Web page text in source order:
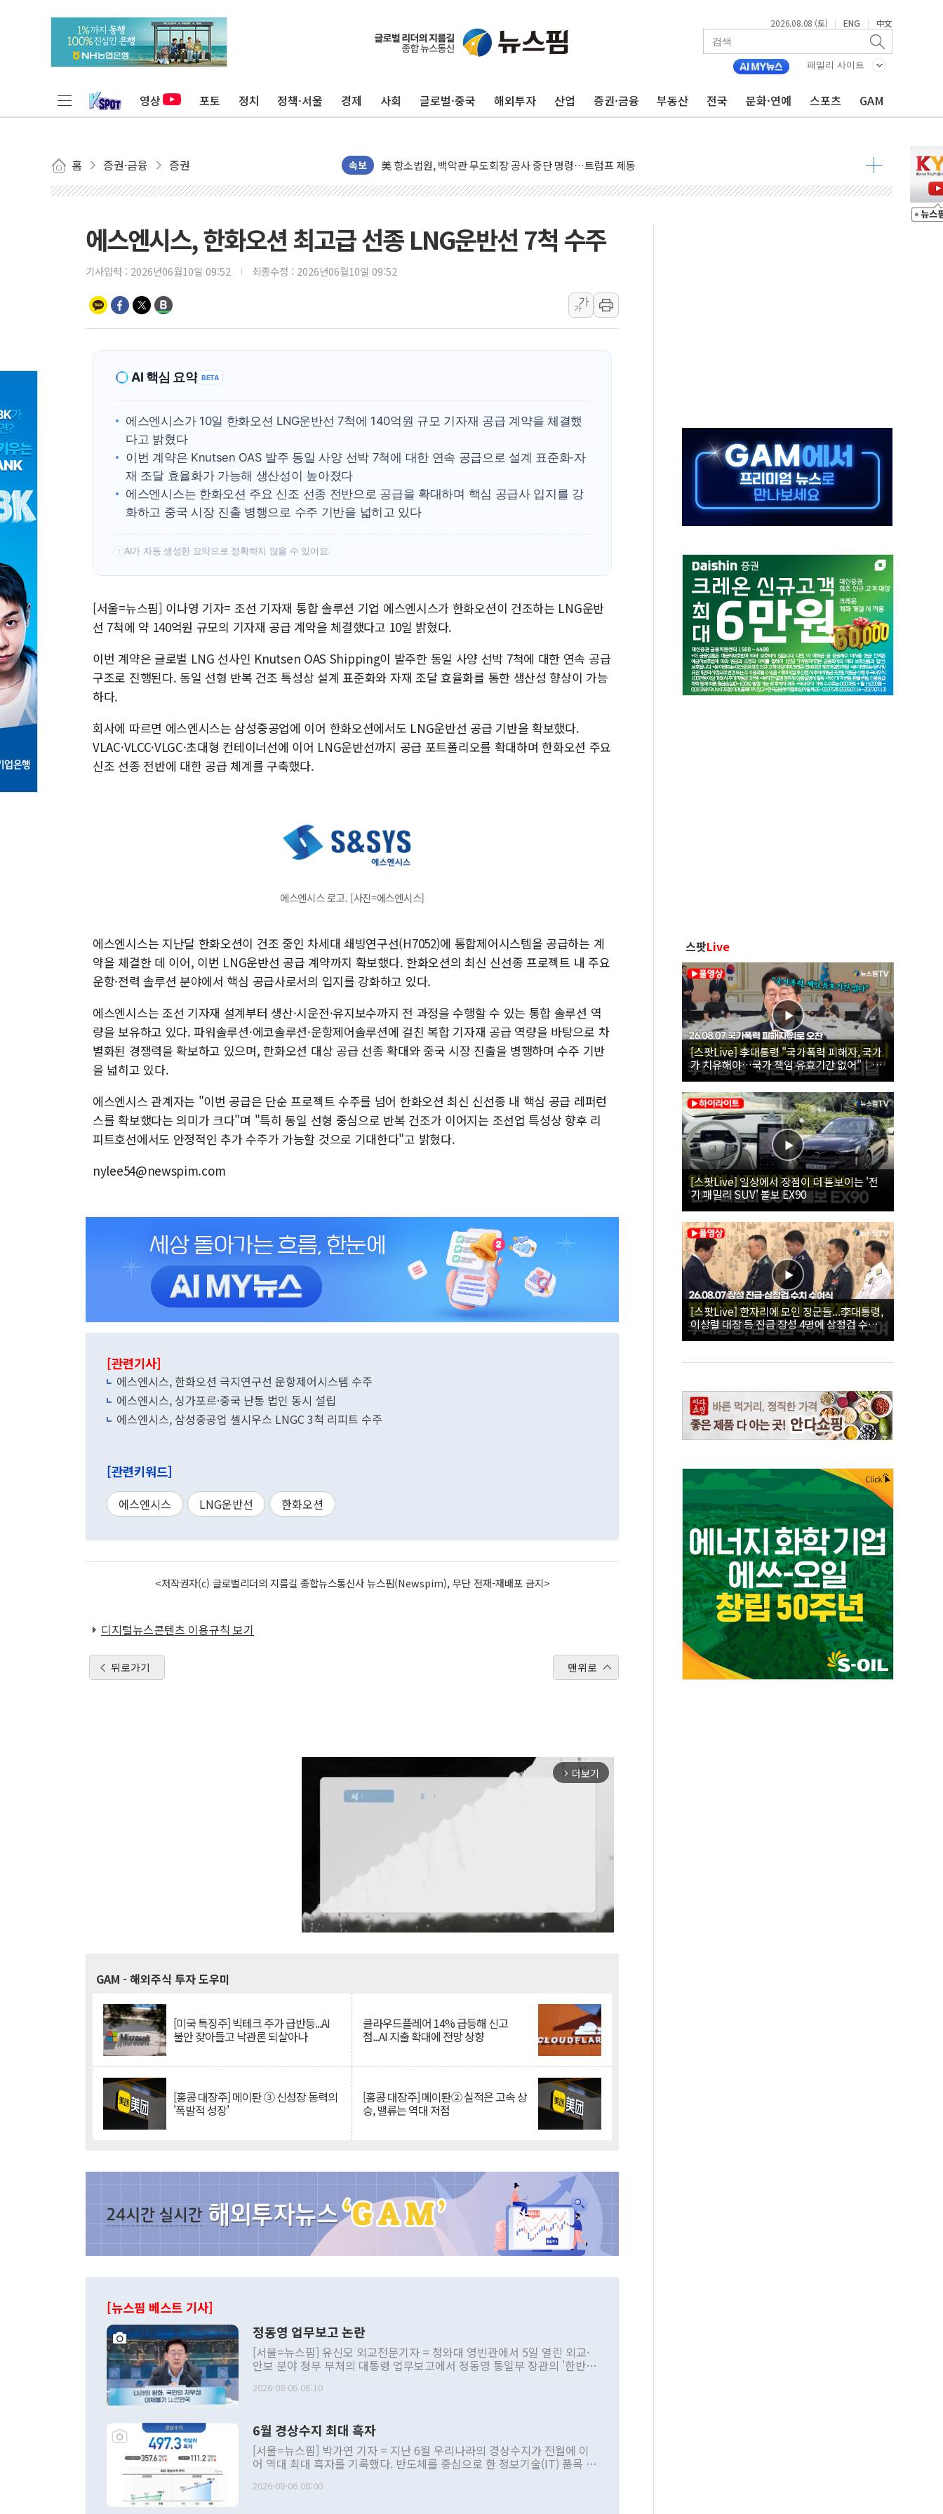
2026.08.08 (토) | ENG | 中文
패밀리 사이트
영상 포토 정치 정책·서울 경제 사회 글로벌·중국 해외투자 산업 증권·금융 부동산 전국 문화·연예 스포츠 GAM
홈 증권·금융 증권 속보
트럼프, 쿡 연준 이사 해임 재추진…"26일까지 의혹 소명" 요구
유럽증시, 美 고용 예상 밖 부진에 연준 금리 인상 가능성 낮아지며 상승… STOXX 600 지수는 나흘 연속 최고치
[종합] 이슬람 수니파 3국, '공동방위협정' 체결… 이스라엘·이란 위협에 맞설 자체 억지력 강화
이란 핵심 원유 수출항 '하르그섬', 최근 1주일 이상 '올스톱'… 美 해상봉쇄 영향
美 고용 쇼크에 엔화 장중 급등…시장은 "또 개입했나" 촉각
뉴욕증시 프리뷰, 美 고용 쇼크에 금리 인상 우려 후퇴…나스닥 선물 1%대 상승
[종합] 美 7월 고용 2만3000명 감소 '쇼크'…9월 금리 인상 기대 후퇴
[사진] 이슬람 수니파 3개국, 공동방위협정 체결
뉴욕증시 개장 전 특징주...아틀라시안·클라우드플레어·태양광주↑ VS 트레이드데스크·웬디스↓
보훈부, 미 DPAA와 MOU… "6·25 미군 실종자 7359명 끝까지 찾겠다"
특정 정치인 측근 포항시 정책특보 내정설...포항시 '시끌'
트럼프, 中 겨냥 폴리실리콘 관세 15% 부과…美 태양광주 급등
에스엔시스, 한화오션 최고급 선종 LNG운반선 7척 수주
기사입력 : 2026년06월10일 09:52 최종수정 : 2026년06월10일 09:52
가
가
AI 핵심 요약 BETA
에스엔시스가 10일 한화오션 LNG운반선 7척에 140억원 규모 기자재 공급 계약을 체결했
다고 밝혔다
이번 계약은 Knutsen OAS 발주 동일 사양 선박 7척에 대한 연속 공급으로 설계 표준화·자
재 조달 효율화가 가능해 생산성이 높아졌다
에스엔시스는 한화오션 주요 신조 선종 전반으로 공급을 확대하며 핵심 공급사 입지를 강
화하고 중국 시장 진출 병행으로 수주 기반을 넓히고 있다
! AI가 자동 생성한 요약으로 정확하지 않을 수 있어요.
[서울=뉴스핌] 이나영 기자= 조선 기자재 통합 솔루션 기업 에스엔시스가 한화오션이 건조하는 LNG운반
선 7척에 약 140억원 규모의 기자재 공급 계약을 체결했다고 10일 밝혔다.
이번 계약은 글로벌 LNG 선사인 Knutsen OAS Shipping이 발주한 동일 사양 선박 7척에 대한 연속 공급
구조로 진행된다. 동일 선형 반복 건조 특성상 설계 표준화와 자재 조달 효율화를 통한 생산성 향상이 가능
하다.
회사에 따르면 에스엔시스는 삼성중공업에 이어 한화오션에서도 LNG운반선 공급 기반을 확보했다.
VLAC·VLCC·VLGC·초대형 컨테이너선에 이어 LNG운반선까지 공급 포트폴리오를 확대하며 한화오션 주요
신조 선종 전반에 대한 공급 체계를 구축했다.
에스엔시스 로고. [사진=에스엔시스]
에스엔시스는 지난달 한화오션이 건조 중인 차세대 쇄빙연구선(H7052)에 통합제어시스템을 공급하는 계
약을 체결한 데 이어, 이번 LNG운반선 공급 계약까지 확보했다. 한화오션의 최신 신선종 프로젝트 내 주요
운항·전력 솔루션 분야에서 핵심 공급사로서의 입지를 강화하고 있다.
에스엔시스는 조선 기자재 설계부터 생산·시운전·유지보수까지 전 과정을 수행할 수 있는 통합 솔루션 역
량을 보유하고 있다. 파워솔루션·에코솔루션·운항제어솔루션에 걸친 복합 기자재 공급 역량을 바탕으로 차
별화된 경쟁력을 확보하고 있으며, 한화오션 대상 공급 선종 확대와 중국 시장 진출을 병행하며 수주 기반
을 넓히고 있다.
에스엔시스 관계자는 "이번 공급은 단순 프로젝트 수주를 넘어 한화오션 최신 신선종 내 핵심 공급 레퍼런
스를 확보했다는 의미가 크다"며 "특히 동일 선형 중심으로 반복 건조가 이어지는 조선업 특성상 향후 리
피트호선에서도 안정적인 추가 수주가 가능할 것으로 기대한다"고 밝혔다.
nylee54@newspim.com
[관련기사]
에스엔시스, 한화오션 극지연구선 운항제어시스템 수주
에스엔시스, 싱가포르·중국 난통 법인 동시 설립
에스엔시스, 삼성중공업 셀시우스 LNGC 3척 리피트 수주
[관련키워드]
에스엔시스 LNG운반선 한화오션
<저작권자(c) 글로벌리더의 지름길 종합뉴스통신사 뉴스핌(Newspim), 무단 전재-재배포 금지>
디지털뉴스콘텐츠 이용규칙 보기
뒤로가기 맨위로
arrow_forward_ios 더보기
GAM - 해외주식 투자 도우미
[미국 특징주] 빅테크 주가 급반등...AI
불안 잦아들고 낙관론 되살아나
클라우드플레어 14% 급등해 신고
점...AI 지출 확대에 전망 상향
[홍콩 대장주] 메이퇀 ③ 신성장 동력의
'폭발적 성장'
[홍콩 대장주] 메이퇀② 실적은 고속 상
승, 밸류는 역대 저점
[뉴스핌 베스트 기사]
정동영 업무보고 논란
[서울=뉴스핌] 유신모 외교전문기자 = 청와대 영빈관에서 5일 열린 외교·
안보 분야 정부 부처의 대통령 업무보고에서 정동영 통일부 장관의 '한반도
발언 중에는 정부 내 조율을 거치지 않은 사안을 정책으로 추진하겠다고 공
주의적 희망에 근거한 비현실적 구상'이라는 비판을 내놨다. 그동안 정 장
관의 대북 정책 관련 발언이 물의를 빚은 적은 여러 번 있지만 대통령과 유
관 부처 장관이 공개적으로 부정적 입장을 표명한 것은 이례적이다. 정 장
관의 무리한 대북 접근법과 월권을 제어해야 한다는 목소리도 높아지고 있
다. [정동영 통일부 장관이 지난달 23일 오후 서울 종로구 정부서울청사에
2026-08-06 06:10
6월 경상수지 최대 흑자
[서울=뉴스핌] 박가연 기자 = 지난 6월 우리나라의 경상수지가 전월에 이
어 역대 최대 흑자를 기록했다. 반도체를 중심으로 한 정보기술(IT) 품목 수
료=한국은행] 한국은행이 6일 발표한 '2026년 6월 국제수지(잠정)'에 따르
2026-08-06 08:00
스팟Live
[스팟Live] 李대통령 "국가폭력 피해자, 국가
가 치유해야…국가 책임 유효기간 없어"｜
26.08.07 국가폭력 피해자 위로 오찬
[스팟Live] 일상에서 장점이 더 돋보이는 '전
기 패밀리 SUV' 볼보 EX90
[스팟Live] 한자리에 모인 장군들...李대통령,
이상렬 대장 등 진급 장성 4명에 삼정검 수치
직접 수여｜26.08.07 장성 진급·삼정검 수치